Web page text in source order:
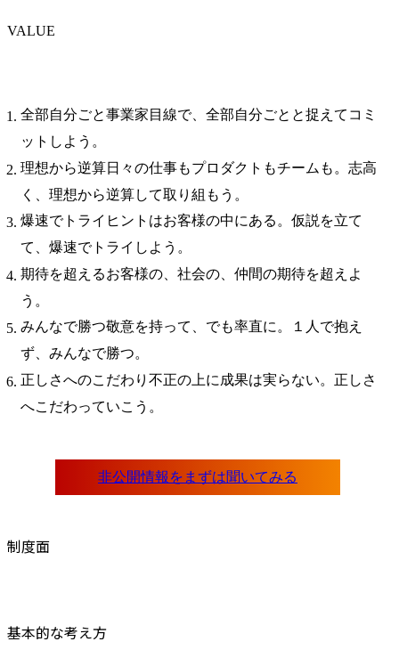
VALUE
全部自分ごと事業家目線で、全部自分ごとと捉えてコミ
ットしよう。
理想から逆算日々の仕事もプロダクトもチームも。志高
く、理想から逆算して取り組もう。
爆速でトライヒントはお客様の中にある。仮説を立て
て、爆速でトライしよう。
期待を超えるお客様の、社会の、仲間の期待を超えよ
う。
みんなで勝つ敬意を持って、でも率直に。１人で抱え
ず、みんなで勝つ。
正しさへのこだわり不正の上に成果は実らない。正しさ
へこだわっていこう。
制度面
基本的な考え方